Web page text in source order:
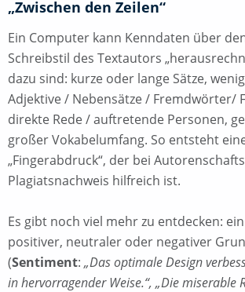
„Zwischen den Zeilen“
Ein Computer kann Kenndaten über
Schreibstil des Textautors
dazu sind: kurze oder lange Sätze,
Adjektive / Nebensätze / Fremdwörter/
direkte Rede / auftretende Personen,
großer Vokabelumfang. So entsteht
„Fingerabdruck“, der bei
Plagiatsnachweis hilfreich ist.
Es gibt noch viel mehr zu entdecken:
positiver, neutraler oder negativer
(Sentiment: „Das optimale Design
in hervorragender Weise.“, „Die miserable